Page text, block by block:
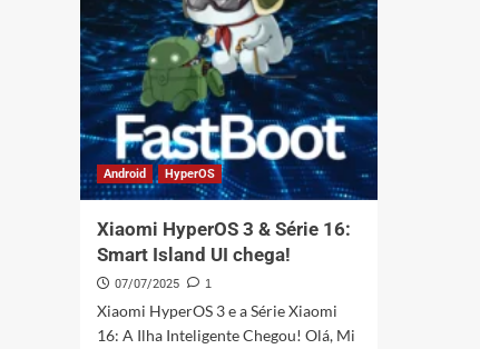
Android HyperOS
Xiaomi HyperOS 3 & Série 16:
Smart Island UI chega!
07/07/2025 1
Xiaomi HyperOS 3 e a Série Xiaomi
16: A Ilha Inteligente Chegou! Olá, Mi